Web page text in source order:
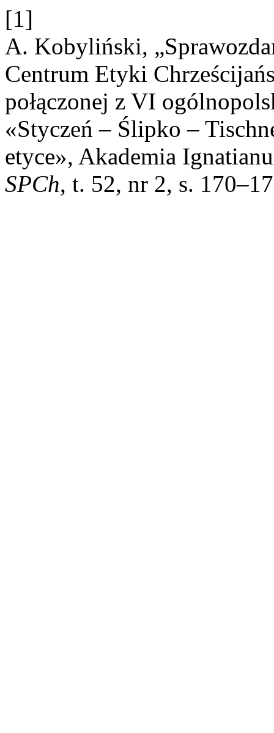
[1]
A. Kobyliński,
Centrum Etyki
połączonej z VI
«Styczeń – Ślipko –
etyce», Akademia
SPCh, t. 52, nr 2, s.